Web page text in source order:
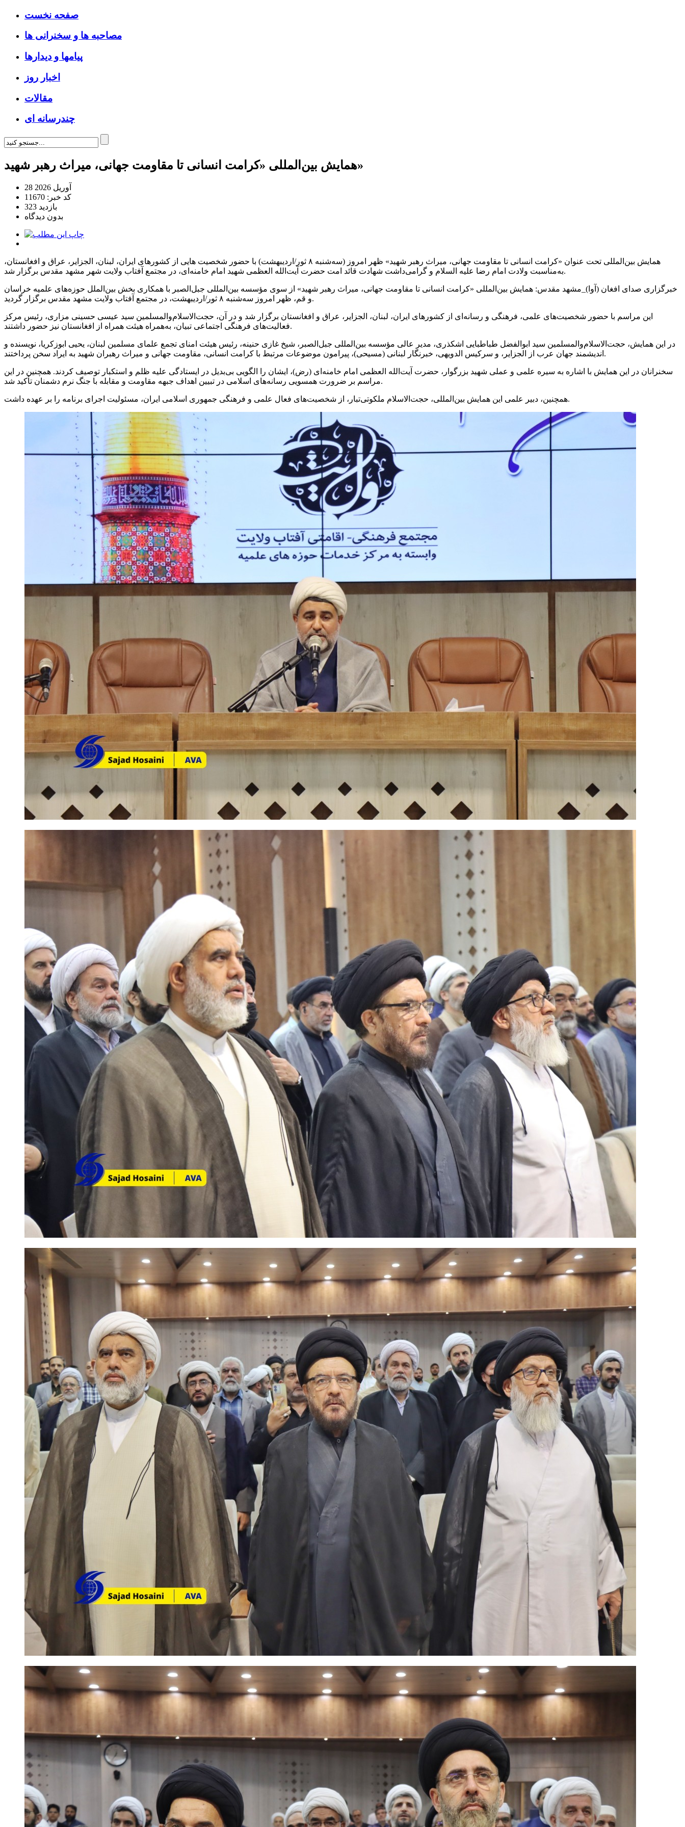
صفحه نخست
مصاحبه ها و سخنرانی ها
پیامها و دیدارها
اخبار روز
مقالات
چندرسانه ای
همایش بین‌المللی «کرامت انسانی تا مقاومت جهانی، میراث رهبر شهید»
28 آوریل 2026
کد خبر: 11670
323 بازدید
بدون دیدگاه
همایش بین‌المللی تحت عنوان «کرامت انسانی تا مقاومت جهانی، میراث رهبر شهید» ظهر امروز (سه‌شنبه ۸ ثور/اردیبهشت) با حضور شخصیت هایی از کشورهای ایران، لبنان، الجزایر، عراق و افغانستان،
به‌مناسبت ولادت امام رضا علیه السلام و گرامی‌داشت شهادت قائد امت حضرت آیت‌الله العظمی شهید امام خامنه‌ای، در مجتمع آفتاب ولایت شهر مشهد مقدس برگزار شد.
خبرگزاری صدای افغان (آوا)_مشهد مقدس: همایش بین‌المللی «کرامت انسانی تا مقاومت جهانی، میراث رهبر شهید» از سوی مؤسسه بین‌المللی جبل‌الصبر با همکاری بخش بین‌الملل حوزه‌های علمیه خراسان
و قم، ظهر امروز سه‌شنبه ۸ ثور/اردیبهشت، در مجتمع آفتاب ولایت مشهد مقدس برگزار گردید.
این مراسم با حضور شخصیت‌های علمی، فرهنگی و رسانه‌ای از کشورهای ایران، لبنان، الجزایر، عراق و افغانستان برگزار شد و در آن، حجت‌الاسلام‌والمسلمین سید عیسی حسینی مزاری، رئیس مرکز
فعالیت‌های فرهنگی اجتماعی تبیان، به‌همراه هیئت همراه از افغانستان نیز حضور داشتند.
در این همایش، حجت‌الاسلام‌والمسلمین سید ابوالفضل طباطبایی اشکذری، مدیر عالی مؤسسه بین‌المللی جبل‌الصبر، شیخ غازی حنینه، رئیس هیئت امنای تجمع علمای مسلمین لبنان، یحیی ابوزکریا، نویسنده و
اندیشمند جهان عرب از الجزایر، و سرکیس الدویهی، خبرنگار لبنانی (مسیحی)، پیرامون موضوعات مرتبط با کرامت انسانی، مقاومت جهانی و میراث رهبران شهید به ایراد سخن پرداختند.
سخنرانان در این همایش با اشاره به سیره علمی و عملی شهید بزرگوار، حضرت آیت‌الله العظمی امام خامنه‌ای (رض)، ایشان را الگویی بی‌بدیل در ایستادگی علیه ظلم و استکبار توصیف کردند. همچنین در این
مراسم بر ضرورت همسویی رسانه‌های اسلامی در تبیین اهداف جبهه مقاومت و مقابله با جنگ نرم دشمنان تأکید شد.
همچنین، دبیر علمی این همایش بین‌المللی، حجت‌الاسلام ملکوتی‌تبار، از شخصیت‌های فعال علمی و فرهنگی جمهوری اسلامی ایران، مسئولیت اجرای برنامه را بر عهده داشت.